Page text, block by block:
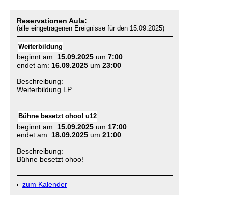
Reservationen Aula:
(alle eingetragenen Ereignisse für den 15.09.2025)
Weiterbildung
beginnt am: 15.09.2025 um 7:00
endet am: 16.09.2025 um 23:00
Beschreibung:
Weiterbildung LP
Bühne besetzt ohoo! u12
beginnt am: 15.09.2025 um 17:00
endet am: 18.09.2025 um 21:00
Beschreibung:
Bühne besetzt ohoo!
zum Kalender